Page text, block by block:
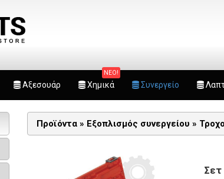
Αξεσουάρ
ΝΕΟ!
Χημικά Συνεργείο
Προϊόντα » Εξοπλισμός συνεργείου »
Σετ